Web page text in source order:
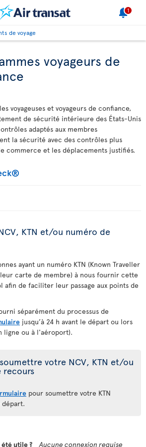
1
de voyage
voyageurs de
voyageuses et voyageurs de confiance,
de sécurité intérieure des États-Unis
adaptés aux membres
la sécurité avec des contrôles plus
commerce et les déplacements justifiés.
KTN et/ou numéro de
ayant un numéro KTN (Known Traveller
leur carte de membre) à nous fournir cette
afin de faciliter leur passage aux points de
séparément du processus de
jusqu’à 24 h avant le départ ou lors
ligne ou à l'aéroport).
votre NCV, KTN et/ou
recours
pour soumettre votre KTN
départ.
utile ? Aucune connexion requise